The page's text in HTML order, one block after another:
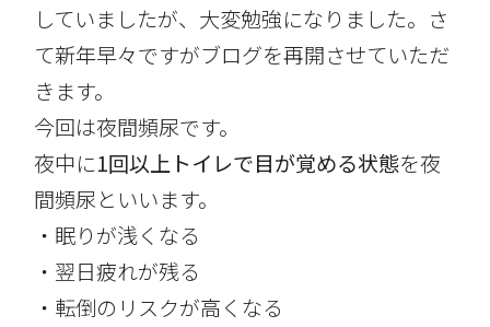
していましたが、大変勉強になりました。さ
て新年早々ですがブログを再開させていただ
きます。
今回は夜間頻尿です。
夜中に1回以上トイレで目が覚める状態を夜
間頻尿といいます。
・眠りが浅くなる
・翌日疲れが残る
・転倒のリスクが高くなる